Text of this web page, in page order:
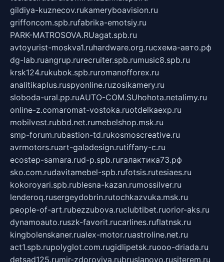
gildiya-kuznecov.rukameryboavision.ru
griffoncom.spb.rufabrika-emotsiy.ru
PARK-MATROSOVA.RUagat.spb.ru
avtoyurist-moskva1.ruhardware.org.ruсхема-авто.рф
dg-lab.ruangrup.rurecruiter.spb.rumusic8.spb.ru
krsk124.rukubok.spb.ruromanofforex.ru
analitikaplus.ruspyonline.ruzosikamery.ru
sloboda-ural.pp.ruAUTO-COM.SUhohota.netalimy.ru
online-z.comaromat-vostoka.ruotdelkaexp.ru
mobilvest.rubbd.net.rumebelshop.msk.ru
smp-forum.rubastion-td.rukosmoscreative.ru
avrmotors.ruart-galadesign.rutiffany-c.ru
ecostep-samara.rud-p.spb.ruгалактика73.рф
sko.com.rudavitamebel-spb.rufotsis.rutesiaes.ru
kokoroyari.spb.rublesna-kazan.rumossilver.ru
lenderoq.rusergeydobrin.rutochkazvuka.msk.ru
people-of-art.rubezzubova.ruclubtibet.ruorior-aks.ru
dynamoauto.ruszk-favorit.rucarlines.ruflatnsk.ru
kingbolenskaner.rualex-motor.ruastroline.net.ru
act1.spb.rupolyglot.com.rugidlipetsk.ruooo-driada.ru
detsad125.rumir-zdoroviya.rubruslanovo.rusiterem.ru